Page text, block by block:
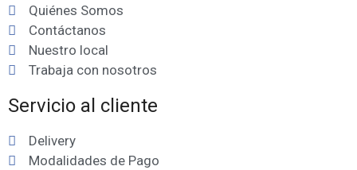
Quiénes Somos
Contáctanos
Nuestro local
Trabaja con nosotros
Servicio al cliente
Delivery
Modalidades de Pago